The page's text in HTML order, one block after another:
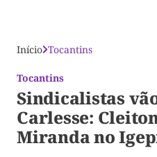
Início Tocantins
Tocantins
Sindicalistas
Carlesse:
Miranda no